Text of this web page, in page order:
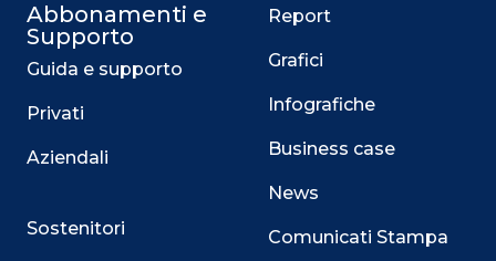
Abbonamenti e
Supporto
Guida e supporto
Privati
Aziendali
Sostenitori
Report
Grafici
Infografiche
Business case
News
Comunicati Stampa